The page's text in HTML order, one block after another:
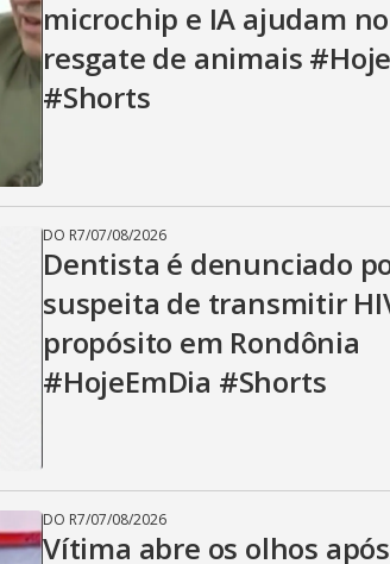
microchip e IA ajudam no
resgate de animais
#Shorts
DO R7/07/08/2026
Dentista é denunciado
suspeita de transmitir
propósito em Rondônia
#HojeEmDia #Shorts
DO R7/07/08/2026
Vítima abre os olhos